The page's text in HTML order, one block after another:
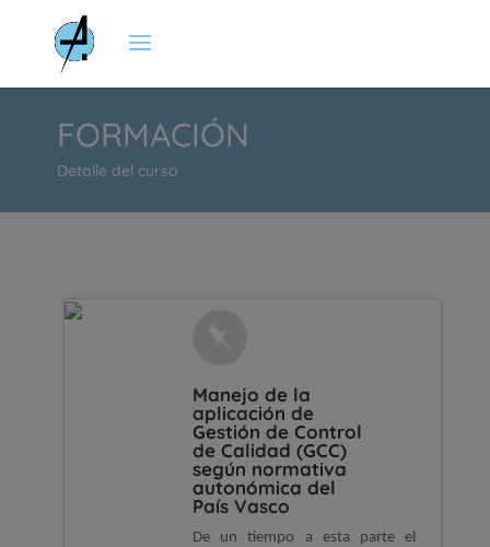
FORMACIÓN
Detalle del curso
Manejo de la
aplicación de
Gestión de Control
de Calidad (GCC)
según normativa
autonómica del
País Vasco
De un tiempo a esta parte el